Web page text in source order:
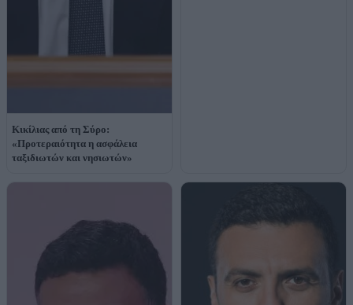
Κικίλιας από τη Σύρο:
«Προτεραιότητα η ασφάλεια
ταξιδιωτών και νησιωτών»